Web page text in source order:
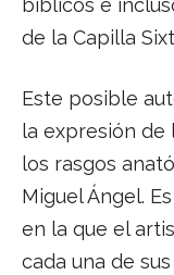
bíblicos e
de la Capilla
Este posible
la expresión de
los rasgos
Miguel Ángel.
en la que el
cada una de